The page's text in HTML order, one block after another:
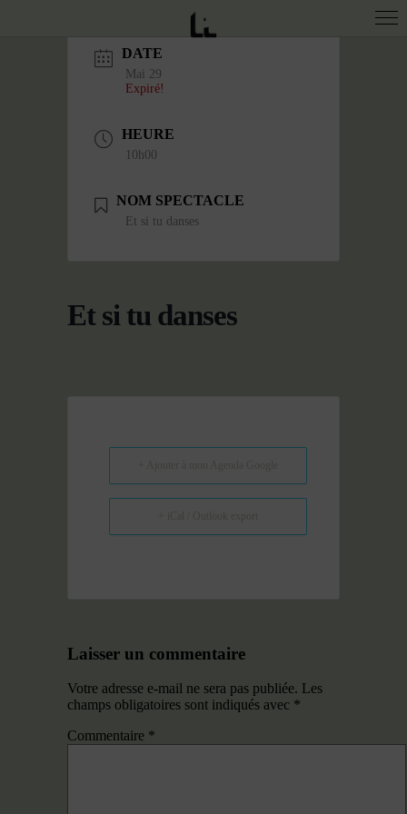
DATE
Mai 29
Expiré!
HEURE
10h00
NOM SPECTACLE
Et si tu danses
Et si tu danses
Laisser un commentaire
Votre adresse e-mail ne sera pas publiée. Les
champs obligatoires sont indiqués avec *
Commentaire *